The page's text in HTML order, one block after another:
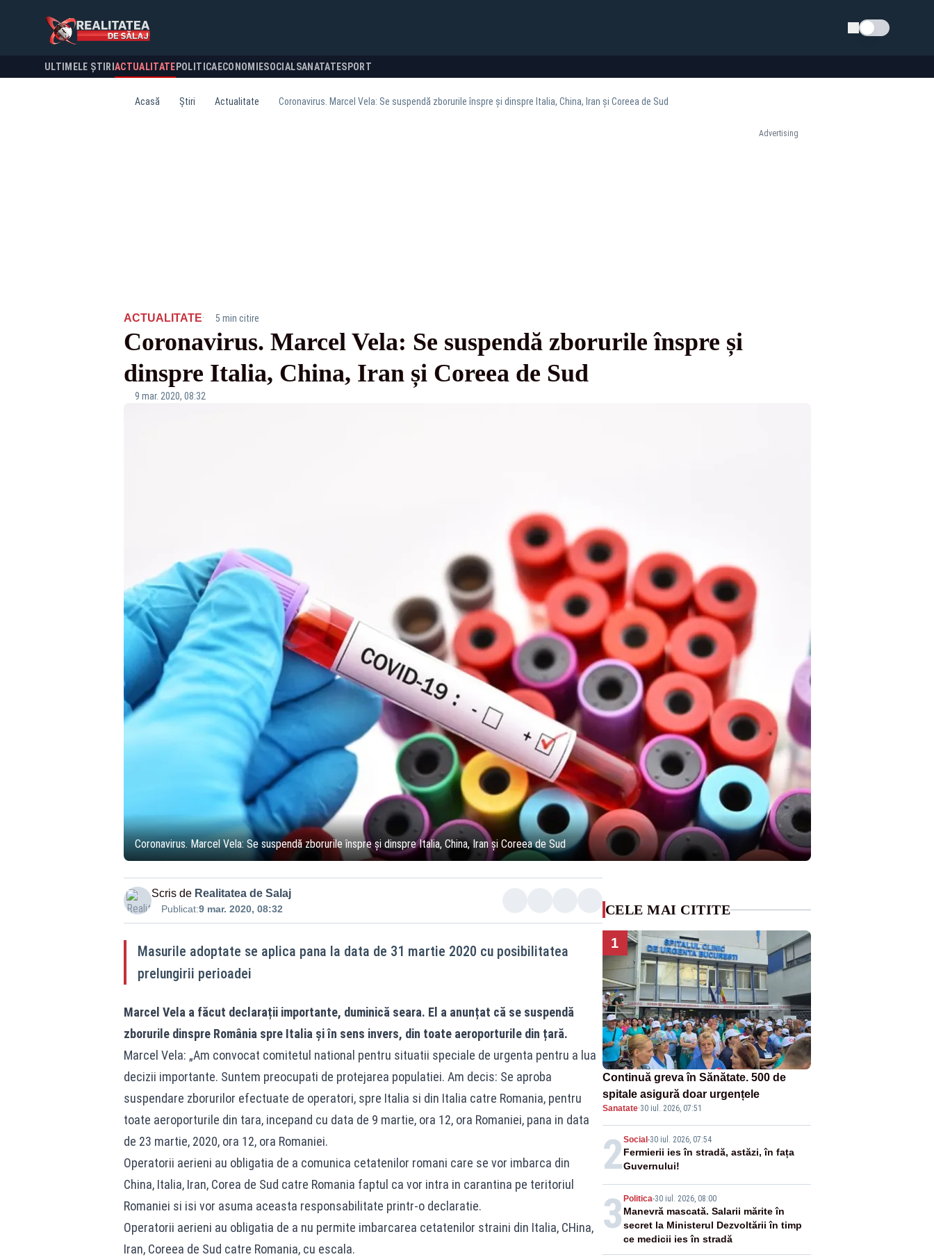
Schimba tema
ULTIMELE ȘTIRI ACTUALITATE POLITICA ECONOMIESOCIALSANATATESPORT
Acasă Știri Actualitate Coronavirus. Marcel Vela: Se suspendă zborurile înspre și dinspre Italia, China, Iran și Coreea de Sud
Advertising
ACTUALITATE· 5 min citire
Coronavirus. Marcel Vela: Se suspendă zborurile înspre și
dinspre Italia, China, Iran și Coreea de Sud
9 mar. 2020, 08:32
Coronavirus. Marcel Vela: Se suspendă zborurile înspre și dinspre Italia, China, Iran și Coreea de Sud
Scris de Realitatea de Salaj
Publicat:9 mar. 2020, 08:32
Masurile adoptate se aplica pana la data de 31 martie 2020 cu posibilitatea
prelungirii perioadei
Marcel Vela a făcut declarații importante, duminică seara. El a anunțat că se suspendă
zborurile dinspre România spre Italia și în sens invers, din toate aeroporturile din țară.
Marcel Vela: „Am convocat comitetul national pentru situatii speciale de urgenta pentru a lua
decizii importante. Suntem preocupati de protejarea populatiei. Am decis: Se aproba
suspendare zborurilor efectuate de operatori, spre Italia si din Italia catre Romania, pentru
toate aeroporturile din tara, incepand cu data de 9 martie, ora 12, ora Romaniei, pana in data
de 23 martie, 2020, ora 12, ora Romaniei.
Operatorii aerieni au obligatia de a comunica cetatenilor romani care se vor imbarca din
China, Italia, Iran, Corea de Sud catre Romania faptul ca vor intra in carantina pe teritoriul
Romaniei si isi vor asuma aceasta responsabilitate printr-o declaratie.
Operatorii aerieni au obligatia de a nu permite imbarcarea cetatenilor straini din Italia, CHina,
Iran, Coreea de Sud catre Romania, cu escala.
CELE MAI CITITE
1
Continuă greva în Sănătate. 500 de
spitale asigură doar urgențele
Sanatate·30 iul. 2026, 07:51
2Social -30 iul. 2026, 07:54
Fermierii ies în stradă, astăzi, în fața
Guvernului!
3 Politica-30 iul. 2026, 08:00
Manevră mascată. Salarii mărite în
secret la Ministerul Dezvoltării în timp
ce medicii ies în stradă